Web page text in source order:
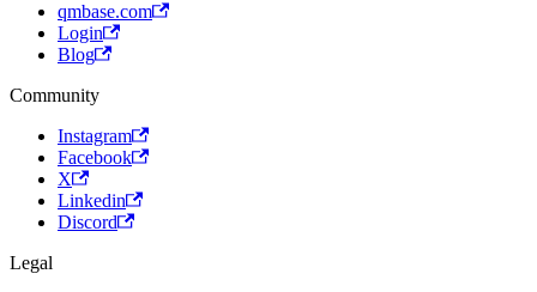
qmbase.com
Login
Blog
Community
Instagram
Facebook
X
Linkedin
Discord
Legal